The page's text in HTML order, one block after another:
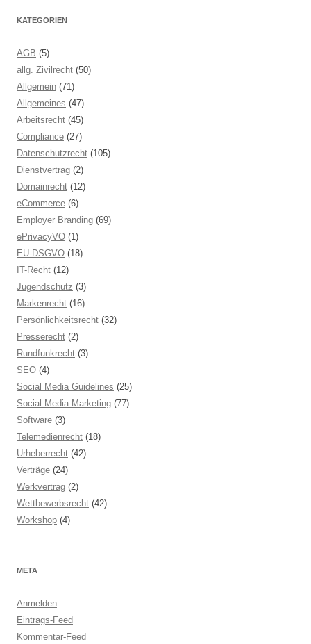
KATEGORIEN
AGB (5)
allg. Zivilrecht (50)
Allgemein (71)
Allgemeines (47)
Arbeitsrecht (45)
Compliance (27)
Datenschutzrecht (105)
Dienstvertrag (2)
Domainrecht (12)
eCommerce (6)
Employer Branding (69)
ePrivacyVO (1)
EU-DSGVO (18)
IT-Recht (12)
Jugendschutz (3)
Markenrecht (16)
Persönlichkeitsrecht (32)
Presserecht (2)
Rundfunkrecht (3)
SEO (4)
Social Media Guidelines (25)
Social Media Marketing (77)
Software (3)
Telemedienrecht (18)
Urheberrecht (42)
Verträge (24)
Werkvertrag (2)
Wettbewerbsrecht (42)
Workshop (4)
META
Anmelden
Eintrags-Feed
Kommentar-Feed